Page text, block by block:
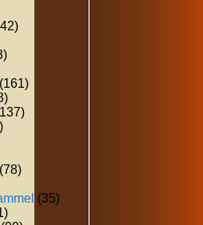
(161)
(78)
(35)